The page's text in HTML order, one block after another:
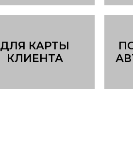
ДЛЯ КАРТЫ
КЛИЕНТА